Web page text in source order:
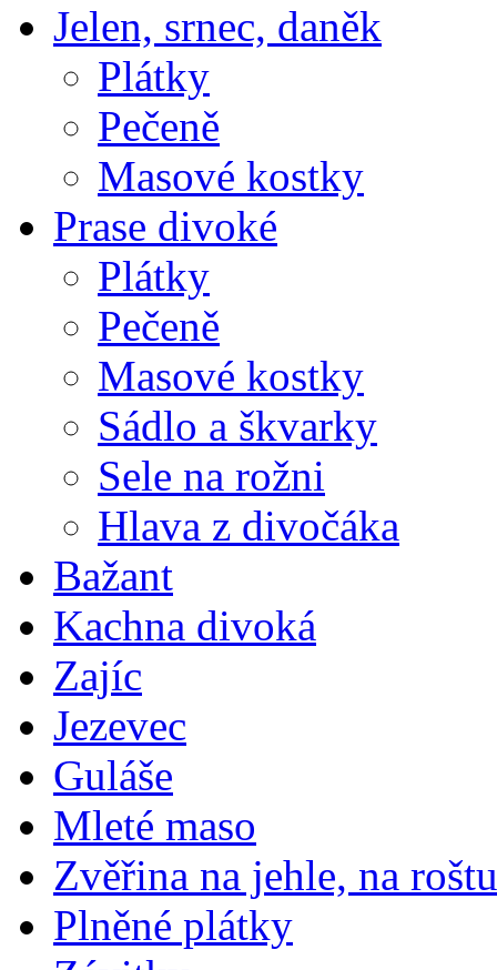
Jelen, srnec, daněk
Plátky
Pečeně
Masové kostky
Prase divoké
Plátky
Pečeně
Masové kostky
Sádlo a škvarky
Sele na rožni
Hlava z divočáka
Bažant
Kachna divoká
Zajíc
Jezevec
Guláše
Mleté maso
Zvěřina na jehle, na roštu
Plněné plátky